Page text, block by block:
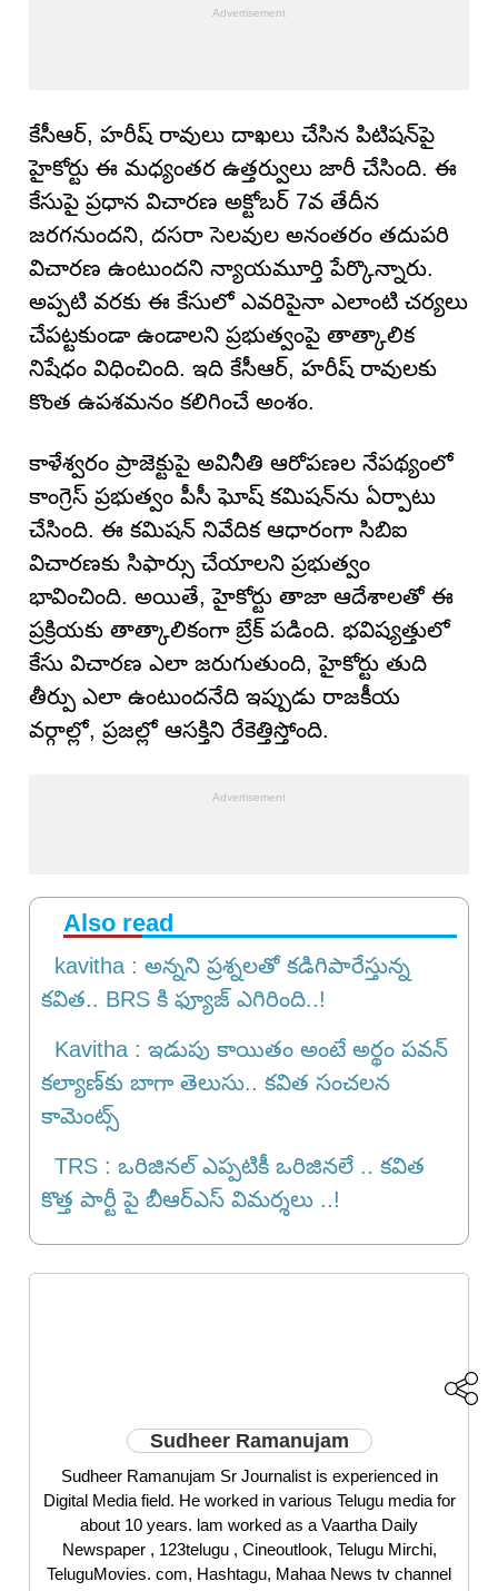
కేసీఆర్, హరీష్ రావులు దాఖలు చేసిన పిటిషన్‌పై
హైకోర్టు ఈ మధ్యంతర ఉత్తర్వులు జారీ చేసింది. ఈ
కేసుపై ప్రధాన విచారణ అక్టోబర్ 7వ తేదీన
జరగనుందని, దసరా సెలవుల అనంతరం తదుపరి
విచారణ ఉంటుందని న్యాయమూర్తి పేర్కొన్నారు.
అప్పటి వరకు ఈ కేసులో ఎవరిపైనా ఎలాంటి చర్యలు
చేపట్టకుండా ఉండాలని ప్రభుత్వంపై తాత్కాలిక
నిషేధం విధించింది. ఇది కేసీఆర్, హరీష్ రావులకు
కొంత ఉపశమనం కలిగించే అంశం.
కాళేశ్వరం ప్రాజెక్టుపై అవినీతి ఆరోపణల నేపథ్యంలో
కాంగ్రెస్ ప్రభుత్వం పీసీ ఘోష్ కమిషన్‌ను ఏర్పాటు
చేసింది. ఈ కమిషన్ నివేదిక ఆధారంగా సిబిఐ
విచారణకు సిఫార్సు చేయాలని ప్రభుత్వం
భావించింది. అయితే, హైకోర్టు తాజా ఆదేశాలతో ఈ
ప్రక్రియకు తాత్కాలికంగా బ్రేక్ పడింది. భవిష్యత్తులో
కేసు విచారణ ఎలా జరుగుతుంది, హైకోర్టు తుది
తీర్పు ఎలా ఉంటుందనేది ఇప్పుడు రాజకీయ
వర్గాల్లో, ప్రజల్లో ఆసక్తిని రేకెత్తిస్తోంది.
Also read
kavitha : అన్నని ప్రశ్నల‌తో క‌డిగిపారేస్తున్న‌
కవిత.. BRS కి ఫ్యూజ్ ఎగిరింది..!
Kavitha : ఇడుపు కాయితం అంటే అర్థం పవన్
కల్యాణ్‌కు బాగా తెలుసు.. కవిత సంచలన
కామెంట్స్
TRS : ఒరిజినల్ ఎప్పటికీ ఒరిజినలే .. కవిత
కొత్త పార్టీ పై బీఆర్ఎస్ విమర్శలు ..!
Sudheer Ramanujam
Sudheer Ramanujam Sr Journalist is experienced in
Digital Media field. He worked in various Telugu media for
about 10 years. lam worked as a Vaartha Daily
Newspaper , 123telugu , Cineoutlook, Telugu Mirchi,
TeluguMovies. com, Hashtagu, Mahaa News tv channel